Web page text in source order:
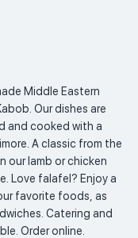
Middle Eastern
Our dishes are
and cooked with a
A classic from the
our lamb or chicken
Love falafel? Enjoy a
favorite foods, as
Catering and
Order online.